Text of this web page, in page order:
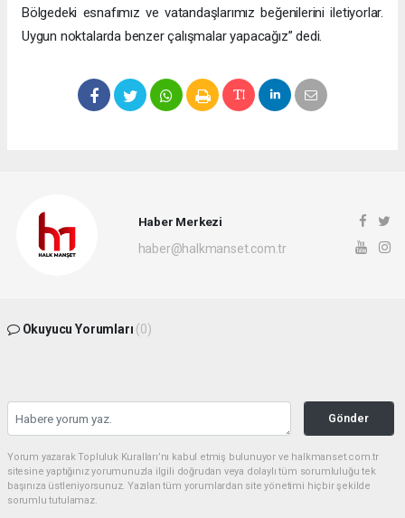
Bölgedeki esnafımız ve vatandaşlarımız beğenilerini iletiyorlar.
Uygun noktalarda benzer çalışmalar yapacağız” dedi.
Haber Merkezi
haber@halkmanset.com.tr
Okuyucu Yorumları (0)
Gönder
Yorum yazarak Topluluk Kuralları’nı kabul etmiş bulunuyor ve halkmanset.com.tr
sitesine yaptığınız yorumunuzla ilgili doğrudan veya dolaylı tüm sorumluluğu tek
başınıza üstleniyorsunuz. Yazılan tüm yorumlardan site yönetimi hiçbir şekilde
sorumlu tutulamaz.